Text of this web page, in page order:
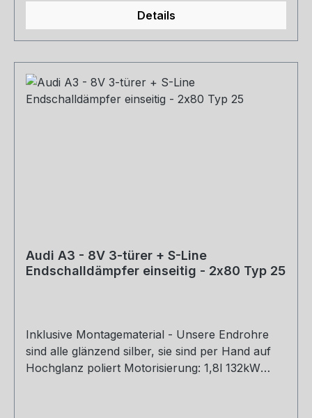
Details
Audi A3 - 8V 3-türer + S-Line
Endschalldämpfer einseitig - 2x80 Typ 25
Inklusive Montagematerial - Unsere Endrohre
sind alle glänzend silber, sie sind per Hand auf
Hochglanz poliert Motorisierung: 1,8l 132kW